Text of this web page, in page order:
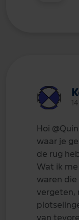
Hoi
waar je
de rug
Wat ik
waren
vergeten,
van